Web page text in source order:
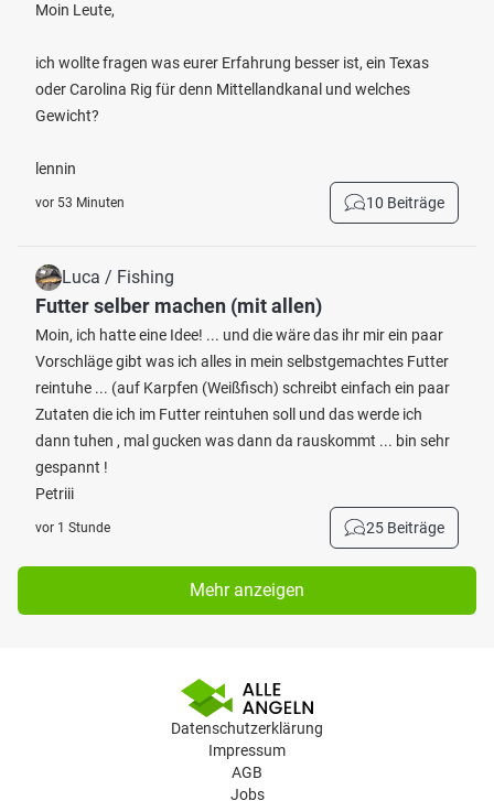
Moin Leute,
ich wollte fragen was eurer Erfahrung besser ist, ein Texas
oder Carolina Rig für denn Mittellandkanal und welches
Gewicht?
lennin
vor 53 Minuten 10 Beiträge
Luca / Fishing
Futter selber machen (mit allen)
Moin, ich hatte eine Idee! ... und die wäre das ihr mir ein paar
Vorschläge gibt was ich alles in mein selbstgemachtes Futter
reintuhe ... (auf Karpfen (Weißfisch) schreibt einfach ein paar
Zutaten die ich im Futter reintuhen soll und das werde ich
dann tuhen , mal gucken was dann da rauskommt ... bin sehr
gespannt !
Petriii
vor 1 Stunde 25 Beiträge
Mehr anzeigen
Datenschutzerklärung
Impressum
AGB
Jobs